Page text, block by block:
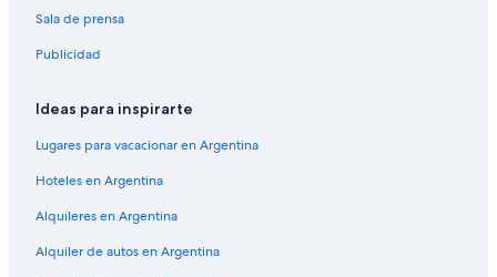
Sala de prensa
Publicidad
Ideas para inspirarte
Lugares para vacacionar en Argentina
Hoteles en Argentina
Alquileres en Argentina
Alquiler de autos en Argentina